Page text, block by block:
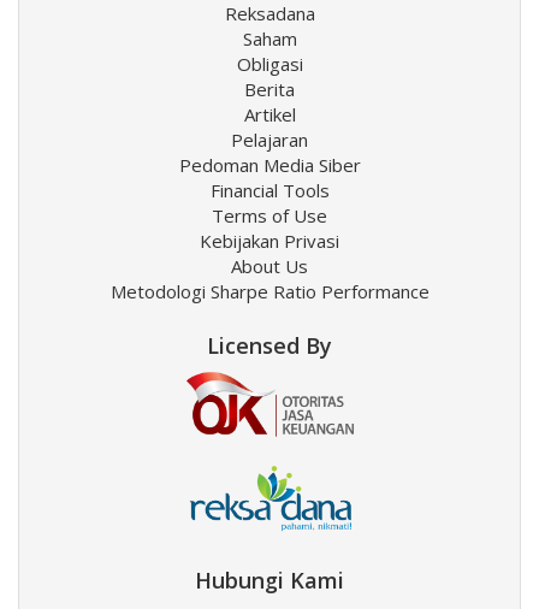
Reksadana
Saham
Obligasi
Berita
Artikel
Pelajaran
Pedoman Media Siber
Financial Tools
Terms of Use
Kebijakan Privasi
About Us
Metodologi Sharpe Ratio Performance
Licensed By
Hubungi Kami